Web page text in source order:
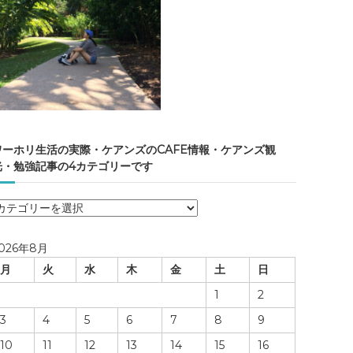
ーホリ生活の実際・ケアンズのCAFE情報・ケアンズ観
・勉強記事の4カテゴリーです
年8月
月
火 水 木 金 土
日
1
2
3
4 5 6 7 8
9
10
11 12 13 14 15 16